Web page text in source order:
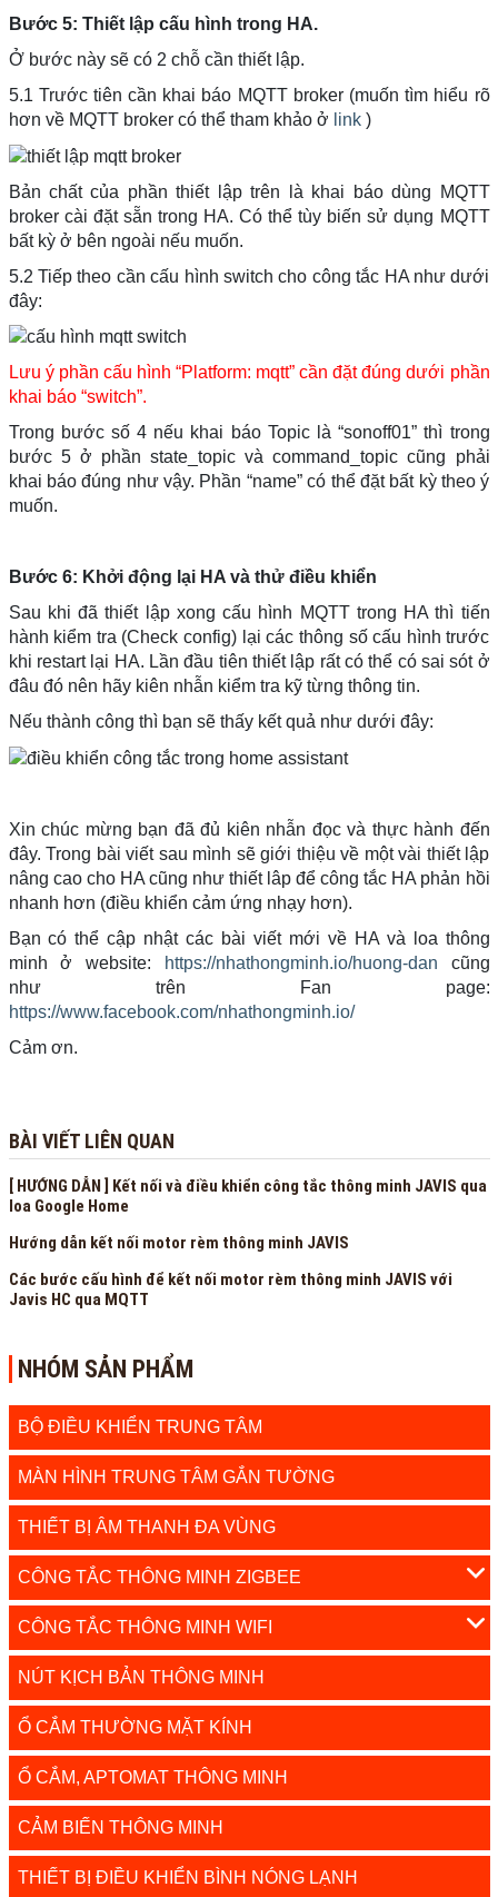
Bước 5: Thiết lập cấu hình trong HA.
Ở bước này sẽ có 2 chỗ cần thiết lập.
5.1 Trước tiên cần khai báo MQTT broker (muốn tìm hiểu rõ
hơn về MQTT broker có thể tham khảo ở link)
Bản chất của phần thiết lập trên là khai báo dùng MQTT
broker cài đặt sẵn trong HA. Có thể tùy biến sử dụng MQTT
bất kỳ ở bên ngoài nếu muốn.
5.2 Tiếp theo cần cấu hình switch cho công tắc HA như dưới
đây:
Lưu ý phần cấu hình “Platform: mqtt” cần đặt đúng dưới phần
khai báo “switch”.
Trong bước số 4 nếu khai báo Topic là “sonoff01” thì trong
bước 5 ở phần state_topic và command_topic cũng phải
khai báo đúng như vậy. Phần “name” có thể đặt bất kỳ theo ý
muốn.
Bước 6: Khởi động lại HA và thử điều khiển
Sau khi đã thiết lập xong cấu hình MQTT trong HA thì tiến
hành kiểm tra (Check config) lại các thông số cấu hình trước
khi restart lại HA. Lần đầu tiên thiết lập rất có thể có sai sót ở
đâu đó nên hãy kiên nhẫn kiểm tra kỹ từng thông tin.
Nếu thành công thì bạn sẽ thấy kết quả như dưới đây:
Xin chúc mừng bạn đã đủ kiên nhẫn đọc và thực hành đến
đây. Trong bài viết sau mình sẽ giới thiệu về một vài thiết lập
nâng cao cho HA cũng như thiết lâp để công tắc HA phản hồi
nhanh hơn (điều khiển cảm ứng nhạy hơn).
Bạn có thể cập nhật các bài viết mới về HA và loa thông
minh ở website:
https://nhathongminh.io/huong-dan cũng
như trên Fan page:
https://www.facebook.com/nhathongminh.io/
Cảm ơn.
BÀI VIẾT LIÊN QUAN
[ HƯỚNG DẪN ] Kết nối và điều khiển công tắc thông minh JAVIS qua
loa Google Home
Hướng dẫn kết nối motor rèm thông minh JAVIS
Các bước cấu hình để kết nối motor rèm thông minh JAVIS với
Javis HC qua MQTT
NHÓM SẢN PHẨM
BỘ ĐIỀU KHIỂN TRUNG TÂM
MÀN HÌNH TRUNG TÂM GẮN TƯỜNG
THIẾT BỊ ÂM THANH ĐA VÙNG
CÔNG TẮC THÔNG MINH ZIGBEE
CÔNG TẮC THÔNG MINH WIFI
NÚT KỊCH BẢN THÔNG MINH
Ổ CẮM THƯỜNG MẶT KÍNH
Ổ CẮM, APTOMAT THÔNG MINH
CẢM BIẾN THÔNG MINH
THIẾT BỊ ĐIỀU KHIỂN BÌNH NÓNG LẠNH